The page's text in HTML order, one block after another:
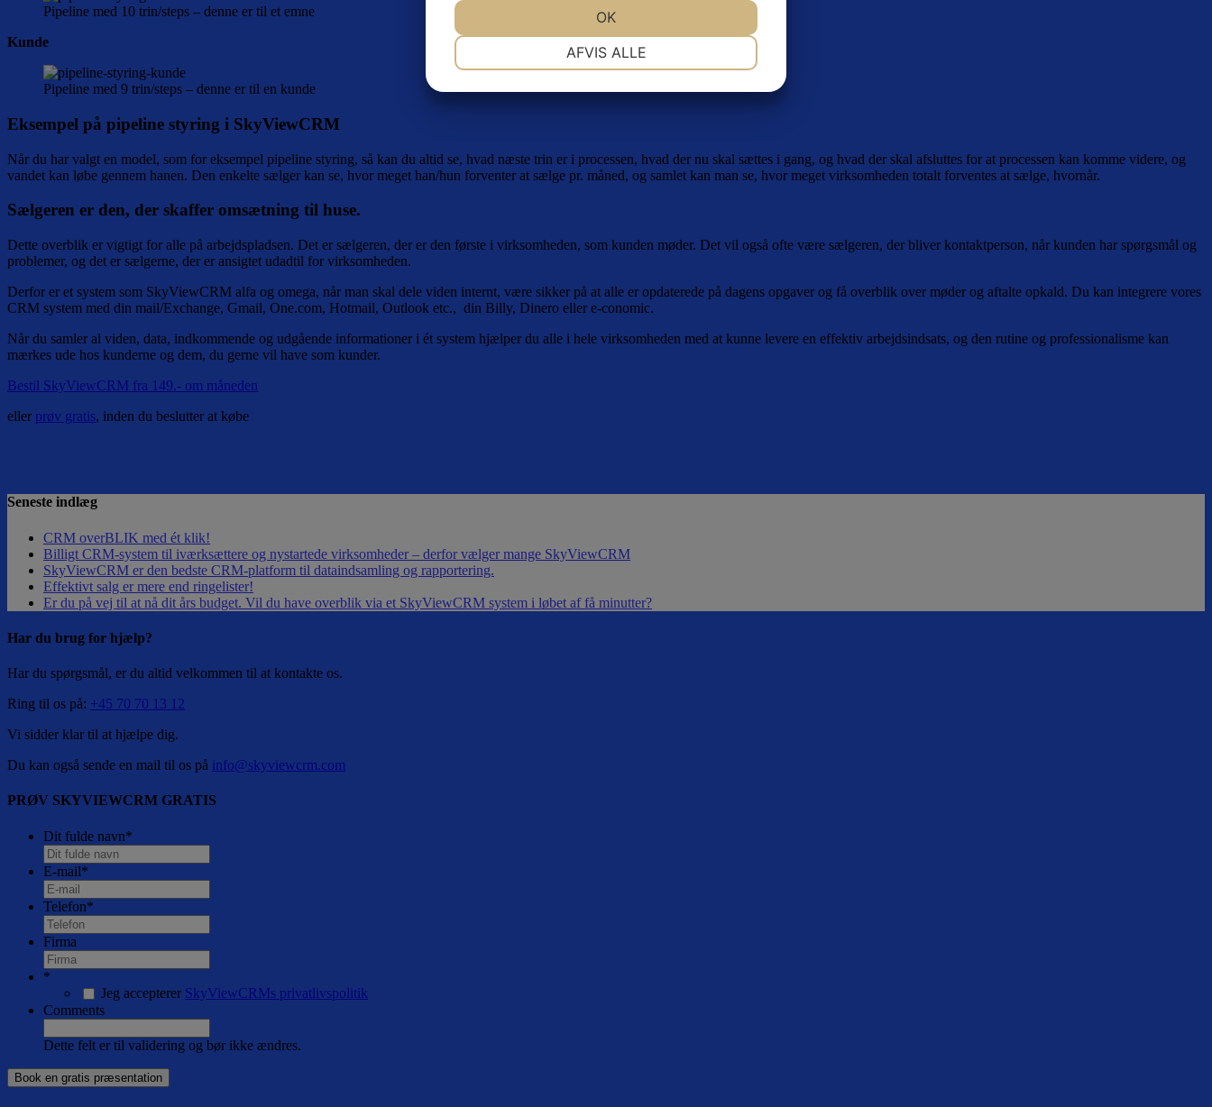
Pipeline med 10 trin/steps – denne er til et emne
Kunde
Pipeline med 9 trin/steps – denne er til en kunde
Eksempel på pipeline styring i SkyViewCRM
Når du har valgt en model, som for eksempel pipeline styring, så kan du altid se, hvad næste trin er i processen, hvad der nu skal sættes i gang, og hvad der skal afsluttes for at processen kan komme videre, og
vandet kan løbe gennem hanen. Den enkelte sælger kan se, hvor meget han/hun forventer at sælge pr. måned, og samlet kan man se, hvor meget virksomheden totalt forventes at sælge, hvornår.
Sælgeren er den, der skaffer omsætning til huse.
Dette overblik er vigtigt for alle på arbejdspladsen. Det er sælgeren, der er den første i virksomheden, som kunden møder. Det vil også ofte være sælgeren, der bliver kontaktperson, når kunden har spørgsmål og
problemer, og det er sælgerne, der er ansigtet udadtil for virksomheden.
Derfor er et system som SkyViewCRM alfa og omega, når man skal dele viden internt, være sikker på at alle er opdaterede på dagens opgaver og få overblik over møder og aftalte opkald. Du kan integrere vores
CRM system med din mail/Exchange, Gmail, One.com, Hotmail, Outlook etc., din Billy, Dinero eller e-conomic.
Når du samler al viden, data, indkommende og udgående informationer i ét system hjælper du alle i hele virksomheden med at kunne levere en effektiv arbejdsindsats, og den rutine og professionalisme kan
mærkes ude hos kunderne og dem, du gerne vil have som kunder.
Bestil SkyViewCRM fra 149.- om måneden
eller prøv gratis, inden du beslutter at købe
Seneste indlæg
CRM overBLIK med ét klik!
Billigt CRM-system til iværksættere og nystartede virksomheder – derfor vælger mange SkyViewCRM
SkyViewCRM er den bedste CRM-platform til dataindsamling og rapportering.
Effektivt salg er mere end ringelister!
Er du på vej til at nå dit års budget. Vil du have overblik via et SkyViewCRM system i løbet af få minutter?
Har du brug for hjælp?
Har du spørgsmål, er du altid velkommen til at kontakte os.
Ring til os på: +45 70 70 13 12
Vi sidder klar til at hjælpe dig.
Du kan også sende en mail til os på info@skyviewcrm.com
PRØV SKYVIEWCRM GRATIS
Dit fulde navn*
E-mail*
Telefon*
Firma
*
Jeg accepterer SkyViewCRMs privatlivspolitik
Comments
Dette felt er til validering og bør ikke ændres.
AFVIS ALLE
OK